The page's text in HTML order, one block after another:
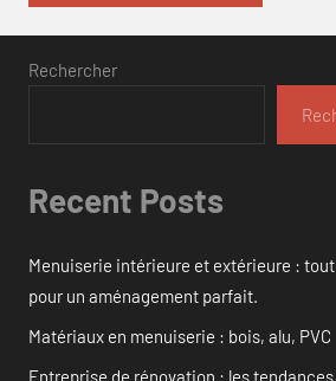
Rechercher
Recent Posts
Menuiserie intérieure et extérieure : tout
pour un aménagement parfait.
Matériaux en menuiserie : bois, alu, PVC
Entreprise de rénovation : les